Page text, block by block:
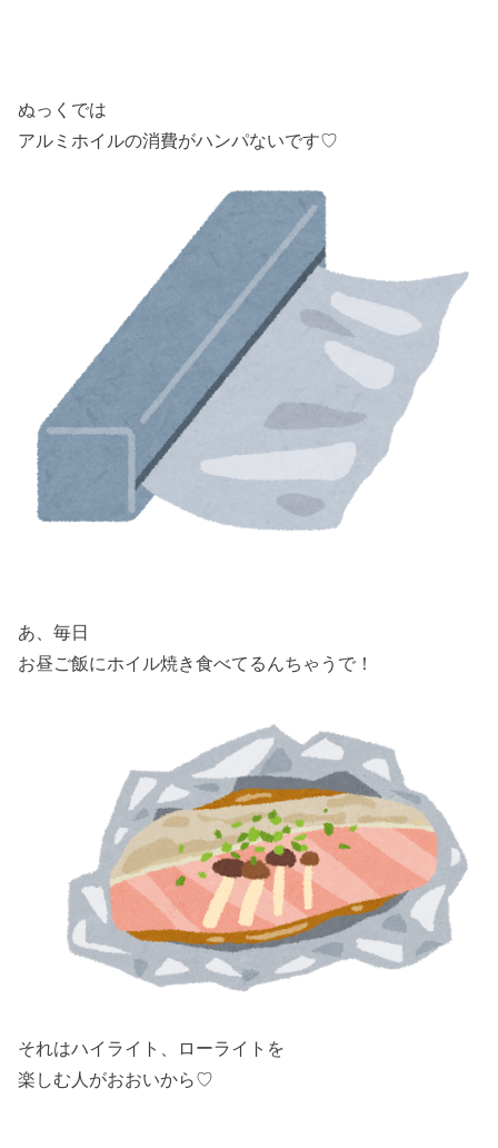
ぬっくでは
アルミホイルの消費がハンパないです♡
あ、毎日
お昼ご飯にホイル焼き食べてるんちゃうで！
それはハイライト、ローライトを
楽しむ人がおおいから♡